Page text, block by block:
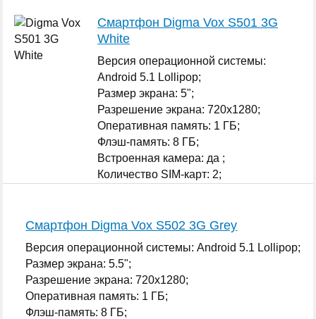
Смартфон Digma Vox S501 3G
White
Версия операционной системы:
Android 5.1 Lollipop;
Размер экрана: 5";
Разрешение экрана: 720x1280;
Оперативная память: 1 ГБ;
Флэш-память: 8 ГБ;
Встроенная камера: да ;
Количество SIM-карт: 2;
Смартфон Digma Vox S502 3G Grey
Версия операционной системы: Android 5.1 Lollipop;
Размер экрана: 5.5";
Разрешение экрана: 720x1280;
Оперативная память: 1 ГБ;
Флэш-память: 8 ГБ;